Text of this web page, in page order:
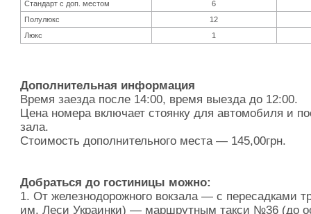
Стандарт с доп. местом
6
Полулюкс
12
Люкс
1
Дополнительная информация
Время заезда после 14:00, время выезда до 12:00.
Цена номера включает стоянку для автомобиля и
зала.
Стоимость дополнительного места — 145,00грн.
Добраться до гостиницы можно:
1. От железнодорожного вокзала — с пересадками
им. Леси Украинки) — маршрутным такси №36 (до